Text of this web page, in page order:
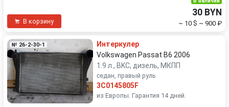
В корзину
30 BYN
~ 10 $ ~ 900 ₽
№ 26-2-30-1
Интеркулер
Volkswagen Passat B6 2006
1.9 л., BKC, дизель, МКПП
седан, правый руль
3C0145805F
из Европы. Гарантия 14 дней.